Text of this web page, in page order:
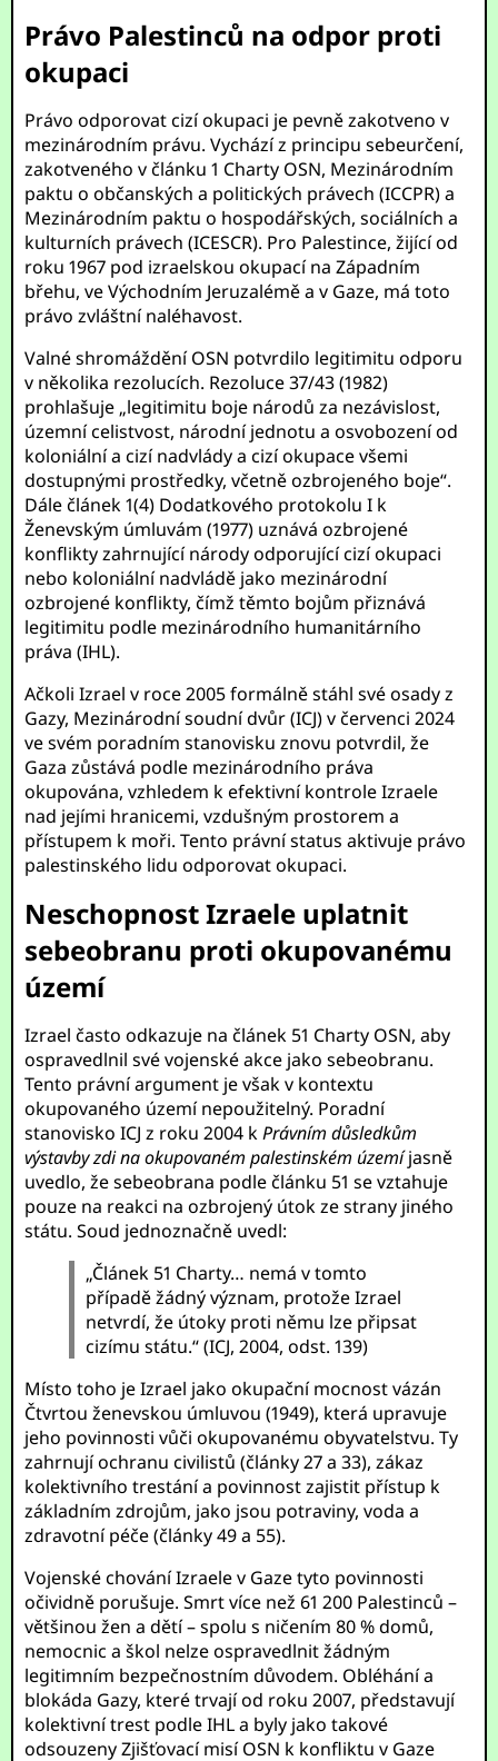
Právo Palestinců na odpor proti
okupaci
Právo odporovat cizí okupaci je pevně zakotveno v
mezinárodním právu. Vychází z principu sebeurčení,
zakotveného v článku 1 Charty OSN, Mezinárodním
paktu o občanských a politických právech (ICCPR) a
Mezinárodním paktu o hospodářských, sociálních a
kulturních právech (ICESCR). Pro Palestince, žijící od
roku 1967 pod izraelskou okupací na Západním
břehu, ve Východním Jeruzalémě a v Gaze, má toto
právo zvláštní naléhavost.
Valné shromáždění OSN potvrdilo legitimitu odporu
v několika rezolucích. Rezoluce 37/43 (1982)
prohlašuje „legitimitu boje národů za nezávislost,
územní celistvost, národní jednotu a osvobození od
koloniální a cizí nadvlády a cizí okupace všemi
dostupnými prostředky, včetně ozbrojeného boje“.
Dále článek 1(4) Dodatkového protokolu I k
Ženevským úmluvám (1977) uznává ozbrojené
konflikty zahrnující národy odporující cizí okupaci
nebo koloniální nadvládě jako mezinárodní
ozbrojené konflikty, čímž těmto bojům přiznává
legitimitu podle mezinárodního humanitárního
práva (IHL).
Ačkoli Izrael v roce 2005 formálně stáhl své osady z
Gazy, Mezinárodní soudní dvůr (ICJ) v červenci 2024
ve svém poradním stanovisku znovu potvrdil, že
Gaza zůstává podle mezinárodního práva
okupována, vzhledem k efektivní kontrole Izraele
nad jejími hranicemi, vzdušným prostorem a
přístupem k moři. Tento právní status aktivuje právo
palestinského lidu odporovat okupaci.
Neschopnost Izraele uplatnit
sebeobranu proti okupovanému
území
Izrael často odkazuje na článek 51 Charty OSN, aby
ospravedlnil své vojenské akce jako sebeobranu.
Tento právní argument je však v kontextu
okupovaného území nepoužitelný. Poradní
stanovisko ICJ z roku 2004 kPrávním důsledkům
výstavby zdi na okupovaném palestinském územíjasně
uvedlo, že sebeobrana podle článku 51 se vztahuje
pouze na reakci na ozbrojený útok ze strany jiného
státu. Soud jednoznačně uvedl:
„Článek 51 Charty… nemá v tomto
případě žádný význam, protože Izrael
netvrdí, že útoky proti němu lze připsat
cizímu státu.“ (ICJ, 2004, odst. 139)
Místo toho je Izrael jako okupační mocnost vázán
Čtvrtou ženevskou úmluvou (1949), která upravuje
jeho povinnosti vůči okupovanému obyvatelstvu. Ty
zahrnují ochranu civilistů (články 27 a 33), zákaz
kolektivního trestání a povinnost zajistit přístup k
základním zdrojům, jako jsou potraviny, voda a
zdravotní péče (články 49 a 55).
Vojenské chování Izraele v Gaze tyto povinnosti
očividně porušuje. Smrt více než 61 200 Palestinců –
většinou žen a dětí – spolu s ničením 80 % domů,
nemocnic a škol nelze ospravedlnit žádným
legitimním bezpečnostním důvodem. Obléhání a
blokáda Gazy, které trvají od roku 2007, představují
kolektivní trest podle IHL a byly jako takové
odsouzeny Zjišťovací misí OSN k konfliktu v Gaze